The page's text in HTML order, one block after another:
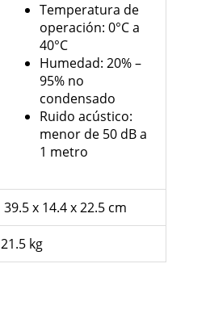
Temperatura de
operación: 0°C a
40°C
Humedad: 20% –
95% no
condensado
Ruido acústico:
menor de 50 dB a
1 metro
39.5 x 14.4 x 22.5 cm
21.5 kg